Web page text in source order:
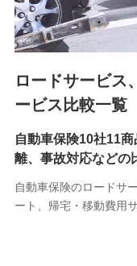
取引先としての選定
続き業務、取引管理
のため
9.お問い合わせ情報
各種お問い合わせに
10.受託業務の 個
受託業務の遂行およ
11.マイカー通勤管
ロードサービス
ービス比較一覧
自動車保険10社11
離、事故対応などの
自動車保険のロードサ
ート、帰宅・移動費用